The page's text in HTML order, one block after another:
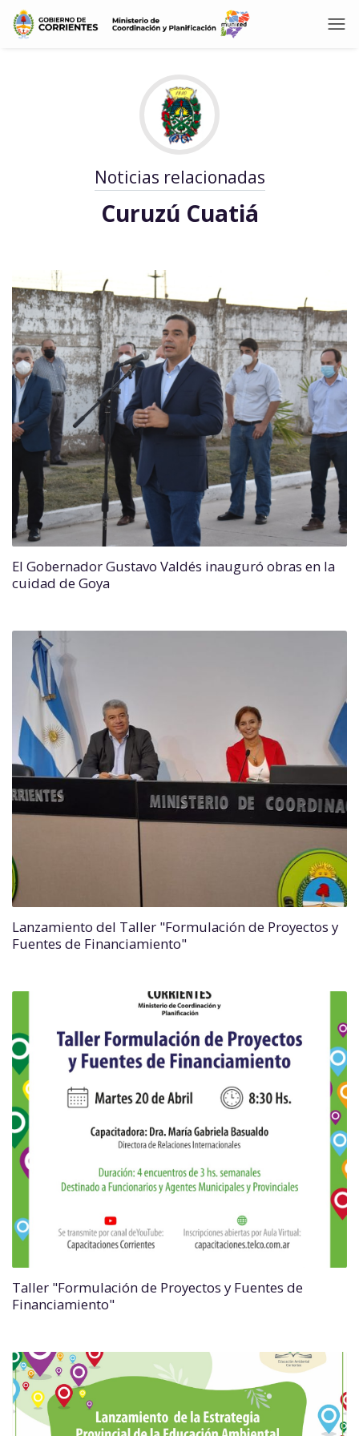
Noticias relacionadas
Curuzú Cuatiá
El Gobernador Gustavo Valdés inauguró obras en la
cuidad de Goya
Lanzamiento del Taller "Formulación de Proyectos y
Fuentes de Financiamiento"
Taller "Formulación de Proyectos y Fuentes de
Financiamiento"